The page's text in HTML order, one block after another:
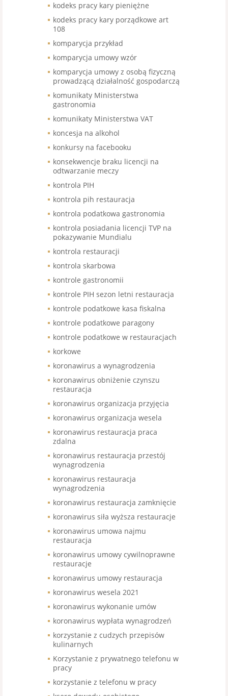
kodeks pracy kary pieniężne
kodeks pracy kary porządkowe art
108
komparycja przykład
komparycja umowy wzór
komparycja umowy z osobą fizyczną
prowadzącą działalność gospodarczą
komunikaty Ministerstwa
gastronomia
komunikaty Ministerstwa VAT
koncesja na alkohol
konkursy na facebooku
konsekwencje braku licencji na
odtwarzanie meczy
kontrola PIH
kontrola pih restauracja
kontrola podatkowa gastronomia
kontrola posiadania licencji TVP na
pokazywanie Mundialu
kontrola restauracji
kontrola skarbowa
kontrole gastronomii
kontrole PIH sezon letni restauracja
kontrole podatkowe kasa fiskalna
kontrole podatkowe paragony
kontrole podatkowe w restauracjach
korkowe
koronawirus a wynagrodzenia
koronawirus obniżenie czynszu
restauracja
koronawirus organizacja przyjęcia
koronawirus organizacja wesela
koronawirus restauracja praca
zdalna
koronawirus restauracja przestój
wynagrodzenia
koronawirus restauracja
wynagrodzenia
koronawirus restauracja zamknięcie
koronawirus siła wyższa restauracje
koronawirus umowa najmu
restauracja
koronawirus umowy cywilnoprawne
restauracje
koronawirus umowy restauracja
koronawirus wesela 2021
koronawirus wykonanie umów
koronawirus wypłata wynagrodzeń
korzystanie z cudzych przepisów
kulinarnych
Korzystanie z prywatnego telefonu w
pracy
korzystanie z telefonu w pracy